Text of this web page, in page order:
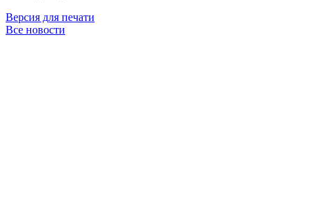
Версия для печати
Все новости